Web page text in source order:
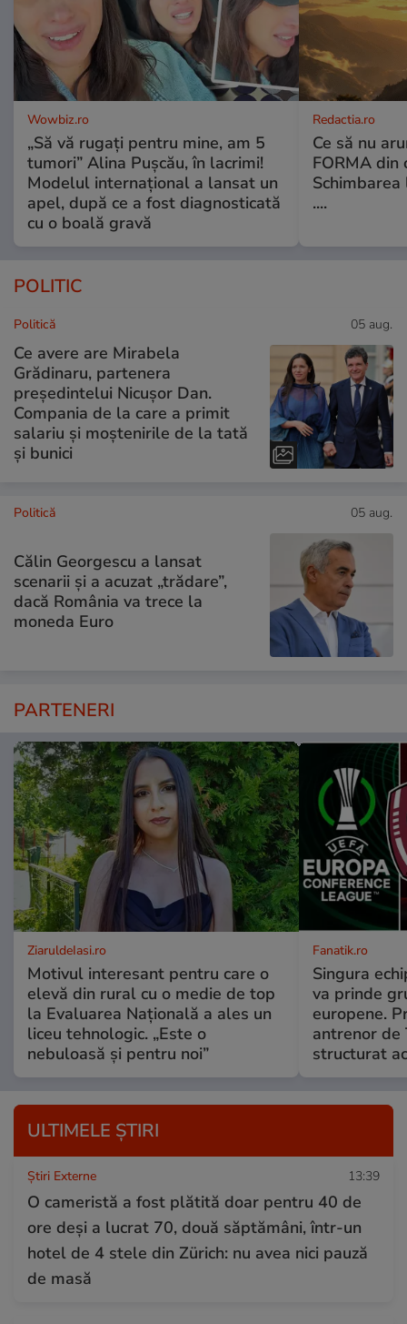
Wowbiz.ro
„Să vă rugați pentru mine, am 5
tumori” Alina Pușcău, în lacrimi!
Modelul internațional a lansat un
apel, după ce a fost diagnosticată
cu o boală gravă
Redactia.ro
Ce să nu
FORMA din
Schimbarea
....
POLITIC
Politică 05 aug.
Ce avere are Mirabela
Grădinaru, partenera
președintelui Nicușor Dan.
Compania de la care a primit
salariu și moștenirile de la tată
și bunici
Politică 05 aug.
Călin Georgescu a lansat
scenarii și a acuzat „trădare”,
dacă România va trece la
moneda Euro
PARTENERI
ZiaruldeIasi.ro
Motivul interesant pentru care o
elevă din rural cu o medie de top
la Evaluarea Națională a ales un
liceu tehnologic. „Este o
nebuloasă și pentru noi”
Fanatik.ro
Singura
va prinde
europene.
antrenor de
structurat
ULTIMELE ȘTIRI
Știri Externe 13:39
O cameristă a fost plătită doar pentru 40 de
ore deși a lucrat 70, două săptămâni, într-un
hotel de 4 stele din Zürich: nu avea nici pauză
de masă